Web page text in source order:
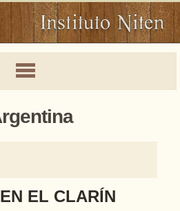
EL CLARÍN